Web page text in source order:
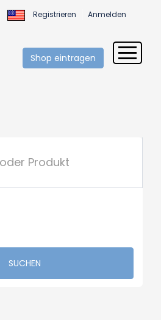
Registrieren Anmelden
Shop eintragen
SUCHEN